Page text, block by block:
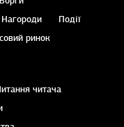
Нагороди
Події
ринок
читача